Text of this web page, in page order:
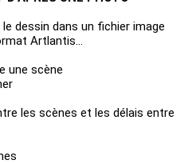
dessin dans un fichier image
Artlantis...
une scène
les scènes et les délais entre